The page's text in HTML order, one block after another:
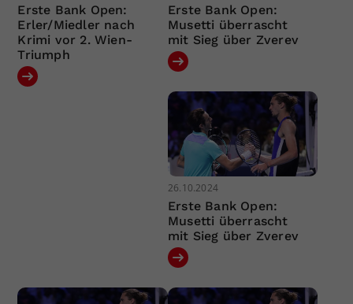
Erste Bank Open:
Erler/Miedler nach
Krimi vor 2. Wien-
Triumph
Erste Bank Open:
Musetti überrascht
mit Sieg über Zverev
26.10.2024
Erste Bank Open:
Musetti überrascht
mit Sieg über Zverev